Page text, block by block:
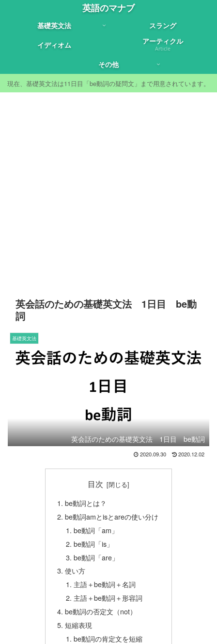
英語のマナブ
基礎英文法
スラング
イディオム
アーティクル
Article
その他
現在、基礎英文法は11日目「be動詞の疑問文」まで用意されています。
英会話のための基礎英文法 1日目 be動
詞
基礎英文法
英会話のための基礎英文法 1日目 be動詞
2020.09.30 2020.12.02
目次
be動詞とは？
be動詞amとisとareの使い分け
be動詞「am」
be動詞「is」
be動詞「are」
使い方
主語＋be動詞＋名詞
主語＋be動詞＋形容詞
be動詞の否定文（not）
短縮表現
be動詞の肯定文を短縮